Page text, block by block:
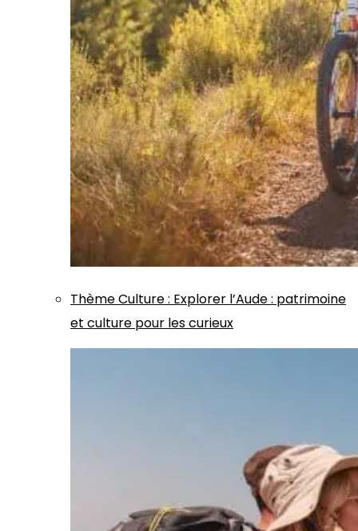
ThèmeCulture: Explorer l’Aude : patrimoine
et culture pour les curieux